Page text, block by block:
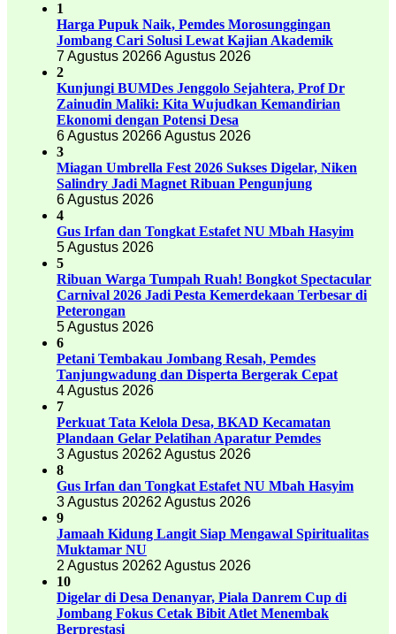
1
Harga Pupuk Naik, Pemdes Morosunggingan
Jombang Cari Solusi Lewat Kajian Akademik
7 Agustus 20266 Agustus 2026
2
Kunjungi BUMDes Jenggolo Sejahtera, Prof Dr
Zainudin Maliki: Kita Wujudkan Kemandirian
Ekonomi dengan Potensi Desa
6 Agustus 20266 Agustus 2026
3
Miagan Umbrella Fest 2026 Sukses Digelar, Niken
Salindry Jadi Magnet Ribuan Pengunjung
6 Agustus 2026
4
Gus Irfan dan Tongkat Estafet NU Mbah Hasyim
5 Agustus 2026
5
Ribuan Warga Tumpah Ruah! Bongkot Spectacular
Carnival 2026 Jadi Pesta Kemerdekaan Terbesar di
Peterongan
5 Agustus 2026
6
Petani Tembakau Jombang Resah, Pemdes
Tanjungwadung dan Disperta Bergerak Cepat
4 Agustus 2026
7
Perkuat Tata Kelola Desa, BKAD Kecamatan
Plandaan Gelar Pelatihan Aparatur Pemdes
3 Agustus 20262 Agustus 2026
8
Gus Irfan dan Tongkat Estafet NU Mbah Hasyim
3 Agustus 20262 Agustus 2026
9
Jamaah Kidung Langit Siap Mengawal Spiritualitas
Muktamar NU
2 Agustus 20262 Agustus 2026
10
Digelar di Desa Denanyar, Piala Danrem Cup di
Jombang Fokus Cetak Bibit Atlet Menembak
Berprestasi